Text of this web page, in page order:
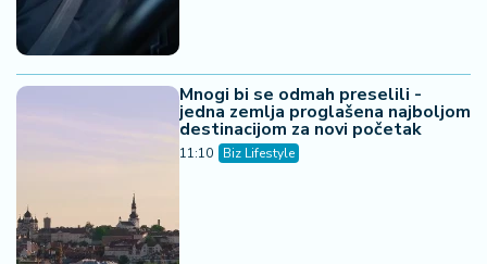
Mnogi bi se odmah preselili -
jedna zemlja proglašena najboljom
destinacijom za novi početak
11:10 Biz Lifestyle